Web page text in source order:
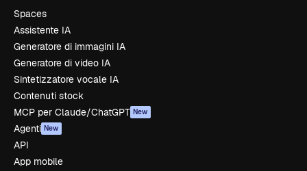
Spaces
Assistente IA
Generatore di immagini IA
Generatore di video IA
Sintetizzatore vocale IA
Contenuti stock
MCP per Claude/ChatGPT New
Agenti New
API
App mobile